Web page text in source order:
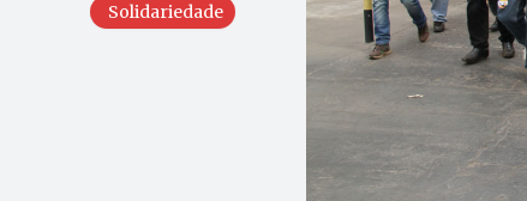
Solidariedade